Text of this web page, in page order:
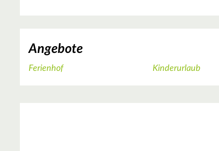
Angebote
Ferienhof Kinderurlaub